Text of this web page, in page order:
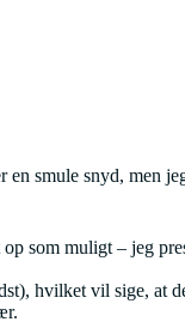
smule snyd,
som muligt – jeg
hvilket vil sige, at